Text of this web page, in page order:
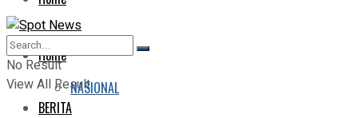
BERITA
NASIONAL
Home
BERITA
No Result
View All Result